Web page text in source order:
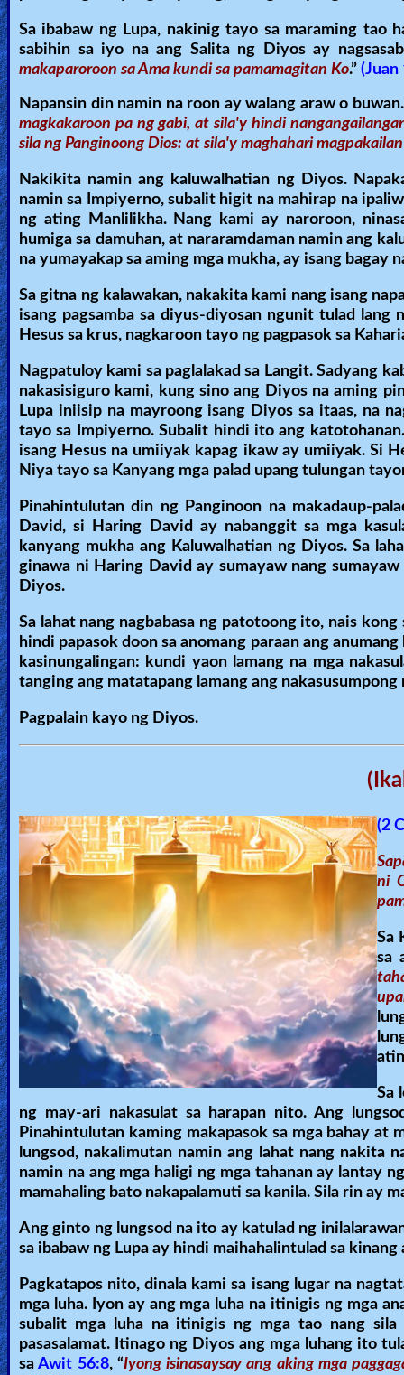
Sa ibabaw ng Lupa, nakinig tayo sa maraming tao
sabihin sa iyo na ang Salita ng Diyos ay
makaparoroon sa Ama kundi sa pamamagitan Ko.” (Juan
Napansin din namin na roon ay walang araw o
magkakaroon pa ng gabi, at sila'y hindi
sila ng Panginoong Dios: at sila'y maghahari
Nakikita namin ang kaluwalhatian ng Diyos.
namin sa Impiyerno, subalit higit na mahirap na
ng ating Manlilikha. Nang kami ay naroroon,
humiga sa damuhan, at nararamdaman namin ang
na yumayakap sa aming mga mukha, ay isang bagay
Sa gitna ng kalawakan, nakakita kami nang isang
isang pagsamba sa diyus-diyosan ngunit tulad lang
Hesus sa krus, nagkaroon tayo ng pagpasok sa
Nagpatuloy kami sa paglalakad sa Langit. Sadyang
nakasisiguro kami, kung sino ang Diyos na aming
Lupa iniisip na mayroong isang Diyos sa itaas, na
tayo sa Impiyerno. Subalit hindi ito ang
isang Hesus na umiiyak kapag ikaw ay umiiyak. Si
Niya tayo sa Kanyang mga palad upang tulungan
Pinahintulutan din ng Panginoon na makadaup-
David, si Haring David ay nabanggit sa mga
kanyang mukha ang Kaluwalhatian ng Diyos. Sa
ginawa ni Haring David ay sumayaw nang
Diyos.
Sa lahat nang nagbabasa ng patotoong ito, nais
hindi papasok doon sa anomang paraan ang
kasinungalingan: kundi yaon lamang na mga
tanging ang matatapang lamang ang nakasusumpong
Pagpalain kayo ng Diyos.
(2
ni
Sa
sa
Sa
ng may-ari nakasulat sa harapan nito. Ang
Pinahintulutan kaming makapasok sa mga bahay at
lungsod, nakalimutan namin ang lahat nang nakita
namin na ang mga haligi ng mga tahanan ay lantay
mamahaling bato nakapalamuti sa kanila. Sila rin ay
Ang ginto ng lungsod na ito ay katulad ng
sa ibabaw ng Lupa ay hindi maihahalintulad sa kinang
Pagkatapos nito, dinala kami sa isang lugar na
mga luha. Iyon ay ang mga luha na itinigis ng mga
subalit mga luha na itinigis ng mga tao nang
pasasalamat. Itinago ng Diyos ang mga luhang ito
saAwit 56:8, “Iyong isinasaysay ang aking mga